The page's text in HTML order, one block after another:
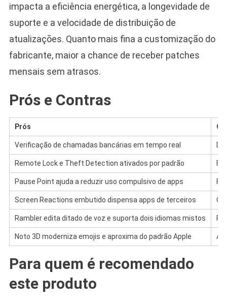
impacta a eficiência energética, a longevidade de
suporte e a velocidade de distribuição de
atualizações. Quanto mais fina a customização do
fabricante, maior a chance de receber patches
mensais sem atrasos.
Prós e Contras
Prós
Verificação de chamadas bancárias em tempo real
Remote Lock e Theft Detection ativados por padrão
Pause Point ajuda a reduzir uso compulsivo de apps
Screen Reactions embutido dispensa apps de terceiros
Rambler edita ditado de voz e suporta dois idiomas mistos
Noto 3D moderniza emojis e aproxima do padrão Apple
Para quem é recomendado
este produto